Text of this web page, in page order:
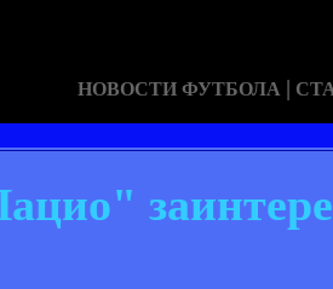
НОВОСТИ ФУТБОЛА |